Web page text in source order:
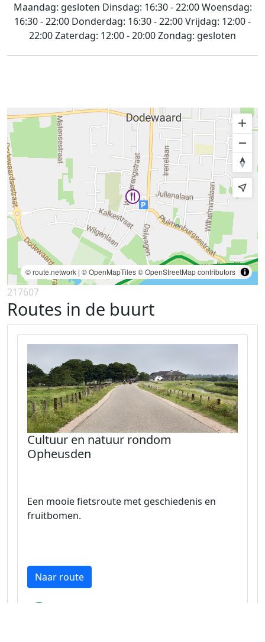
Maandag: gesloten Dinsdag: 16:30 - 22:00Woensdag:
16:30 - 22:00 Donderdag: 16:30 - 22:00Vrijdag: 12:00 -
22:00Zaterdag: 12:00 - 20:00Zondag: gesloten
© route.network | © OpenMapTiles© OpenStreetMap contributors
217607
Routes in de buurt
Cultuur en natuur rondom
Opheusden
Een mooie fietsroute met geschiedenis en
fruitbomen.
Naar route